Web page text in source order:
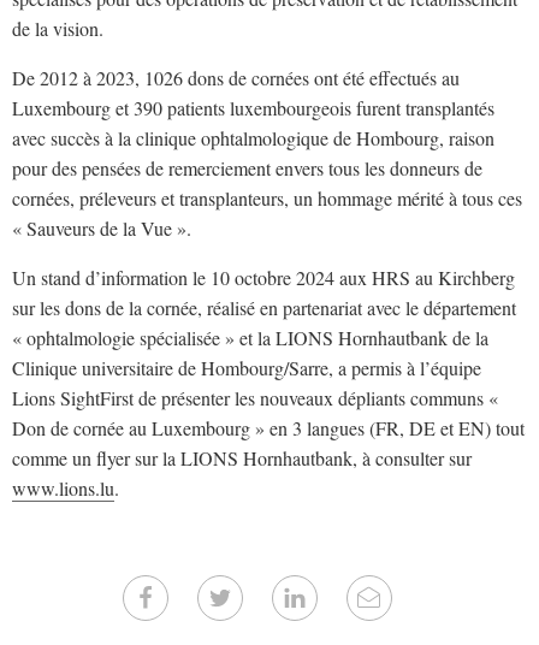
de la vision.
De 2012 à 2023, 1026 dons de cornées ont été effectués au
Luxembourg et 390 patients luxembourgeois furent transplantés
avec succès à la clinique ophtalmologique de Hombourg, raison
pour des pensées de remerciement envers tous les donneurs de
cornées, préleveurs et transplanteurs, un hommage mérité à tous ces
« Sauveurs de la Vue ».
Un stand d’information le 10 octobre 2024 aux HRS au Kirchberg
sur les dons de la cornée, réalisé en partenariat avec le département
« ophtalmologie spécialisée » et la LIONS Hornhautbank de la
Clinique universitaire de Hombourg/Sarre, a permis à l’équipe
Lions SightFirst de présenter les nouveaux dépliants communs «
Don de cornée au Luxembourg » en 3 langues (FR, DE et EN) tout
comme un flyer sur la LIONS Hornhautbank, à consulter sur
www.lions.lu.